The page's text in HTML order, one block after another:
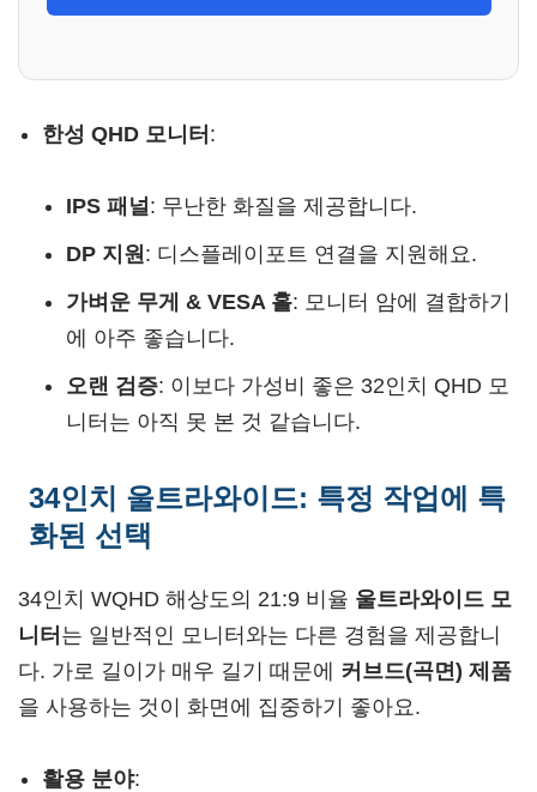
한성 QHD 모니터 :
IPS 패널 : 무난한 화질을 제공합니다.
DP 지원 : 디스플레이포트 연결을 지원해요.
가벼운 무게 & VESA 홀: 모니터 암에 결합하기
에 아주 좋습니다.
오랜 검증: 이보다 가성비 좋은 32인치 QHD 모
니터는 아직 못 본 것 같습니다.
34인치 울트라와이드: 특정 작업에 특
화된 선택
34인치 WQHD 해상도의 21:9 비율 울트라와이드 모
니터 는 일반적인 모니터와는 다른 경험을 제공합니
다. 가로 길이가 매우 길기 때문에 커브드(곡면) 제품
을 사용하는 것이 화면에 집중하기 좋아요.
활용 분야: